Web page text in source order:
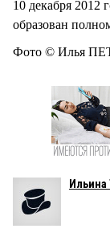
10 декабря 2012
образован
Фото © Илья
Ильина